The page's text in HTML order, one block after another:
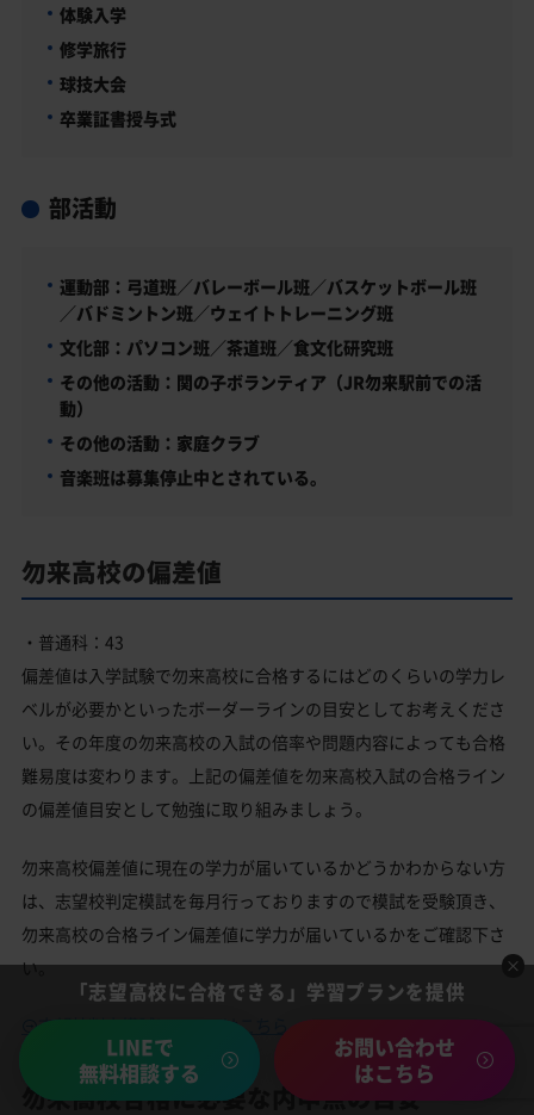
体験入学
修学旅行
球技大会
卒業証書授与式
部活動
運動部：弓道班／バレーボール班／バスケットボール班
／バドミントン班／ウェイトトレーニング班
文化部：パソコン班／茶道班／食文化研究班
その他の活動：関の子ボランティア（JR勿来駅前での活
動）
その他の活動：家庭クラブ
音楽班は募集停止中とされている。
勿来高校の偏差値
・普通科：43
偏差値は入学試験で勿来高校に合格するにはどのくらいの学力レ
ベルが必要かといったボーダーラインの目安としてお考えくださ
い。その年度の勿来高校の入試の倍率や問題内容によっても合格
難易度は変わります。上記の偏差値を勿来高校入試の合格ライン
の偏差値目安として勉強に取り組みましょう。
勿来高校偏差値に現在の学力が届いているかどうかわからない方
は、志望校判定模試を毎月行っておりますので模試を受験頂き、
勿来高校の合格ライン偏差値に学力が届いているかをご確認下さ
い。
志望校判定模試についてはこちら
勿来高校合格に必要な内申点の目安
「志望高校に合格できる」学習プランを提供
LINEで
無料相談する
お問い合わせ
はこちら